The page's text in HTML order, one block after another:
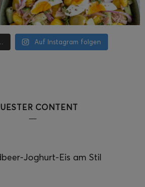
Auf Instagram folgen
CONTENT
Joghurt-Eis am Stil